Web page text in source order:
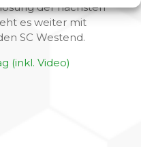
der nächsten
es weiter mit
SC Westend.
(inkl. Video)